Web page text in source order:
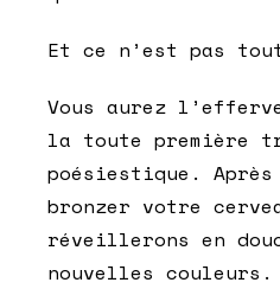
Et ce n’est pas
Vous aurez
la toute première
poésiestique.
bronzer votre
réveillerons en
nouvelles